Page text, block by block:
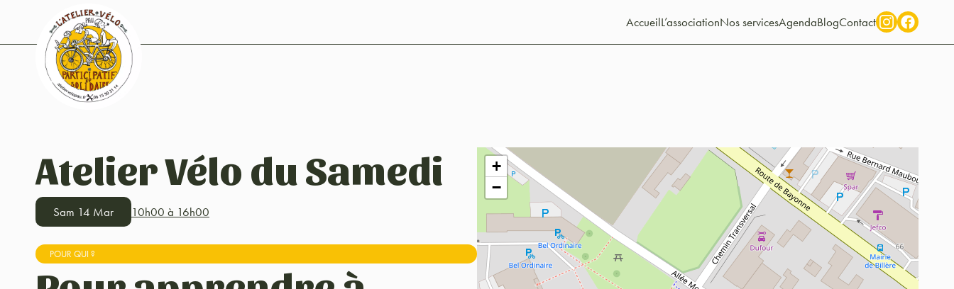
AccueilL’associationNos servicesAgendaBlogContact
Atelier Vélo du Samedi
Sam 14 Mar 10h00 à 16h00
POUR QUI ?
+
−